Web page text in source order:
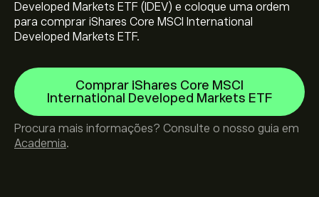
Developed Markets ETF (IDEV) e coloque uma ordem
para comprar iShares Core MSCI International
Developed Markets ETF.
Comprar iShares Core MSCI
International Developed Markets ETF
Procura mais informações? Consulte o nosso guia em
Academia.